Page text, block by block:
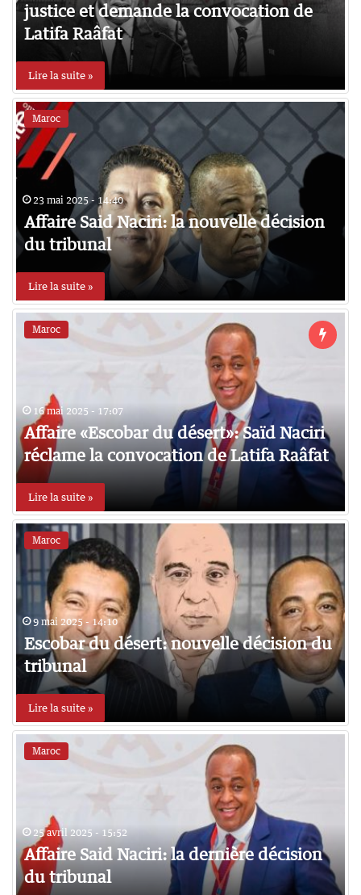
justice et demande la convocation de
Latifa Raâfat
Lire la suite »
Maroc
23 mai 2025 - 14:40
Affaire Said Naciri: la nouvelle décision
du tribunal
Lire la suite »
Maroc
16 mai 2025 - 17:07
Affaire «Escobar du désert»: Saïd Naciri
réclame la convocation de Latifa Raâfat
Lire la suite »
Maroc
9 mai 2025 - 14:10
Escobar du désert: nouvelle décision du
tribunal
Lire la suite »
Maroc
25 avril 2025 - 15:52
Affaire Said Naciri: la dernière décision
du tribunal